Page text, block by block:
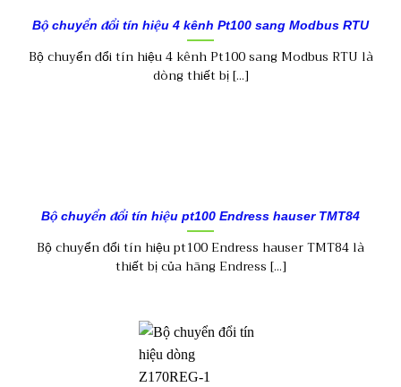
Bộ chuyển đổi tín hiệu 4 kênh Pt100 sang Modbus RTU
Bộ chuyển đổi tín hiệu 4 kênh Pt100 sang Modbus RTU là
dòng thiết bị [...]
Bộ chuyển đổi tín hiệu pt100 Endress hauser TMT84
Bộ chuyển đổi tín hiệu pt100 Endress hauser TMT84 là
thiết bị của hãng Endress [...]